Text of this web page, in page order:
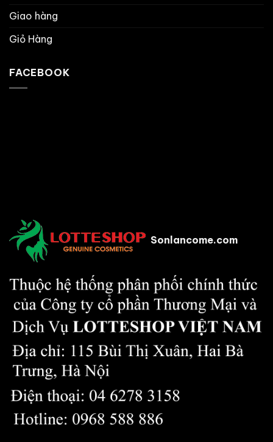
Giao hàng
Giỏ Hàng
FACEBOOK
Sonlancome.com